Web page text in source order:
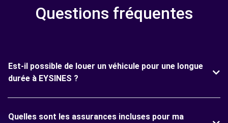
Questions fréquentes
Est-il possible de louer un véhicule pour une longue
durée à EYSINES ?
Quelles sont les assurances incluses pour ma